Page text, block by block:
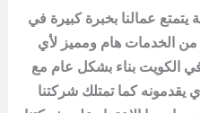
عمالنا بخبرة كبيرة في
الخدمات هام ومميز لأي
الكويت بناء بشكل عام مع
يقدمونه كما تمتلك شركتنا